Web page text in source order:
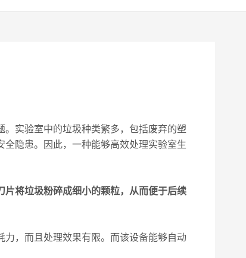
实验室中的垃圾种类繁多，包括废弃的塑
隐患。因此，一种能够高效处理实验室生
将垃圾粉碎成细小的颗粒，从而便于后续
，而且处理效果有限。而该设备能够自动